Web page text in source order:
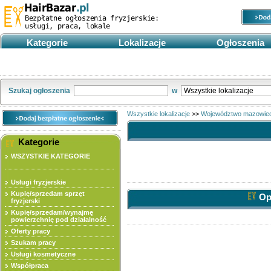
Kategorie Lokalizacje Ogłoszenia
Szukaj ogłoszenia w
Kategorie
WSZYSTKIE KATEGORIE
Usługi fryzjerskie
Kupię/sprzedam sprzęt
fryzjerski
Kupię/sprzedam/wynajmę
powierzchnię pod działalność
Oferty pracy
Szukam pracy
Usługi kosmetyczne
Współpraca
Wszystkie lokalizacje >> Województwo